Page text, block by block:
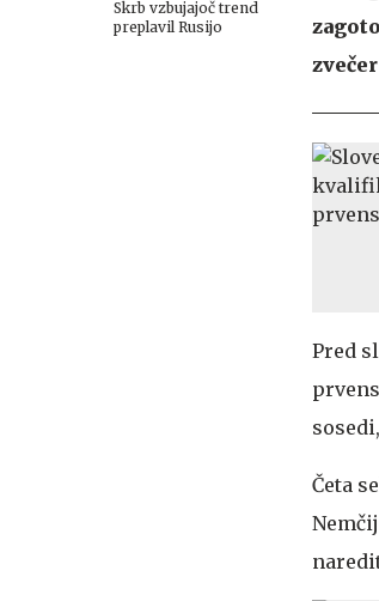
Skrb vzbujajoč trend
preplavil Rusijo
Pred
Četa